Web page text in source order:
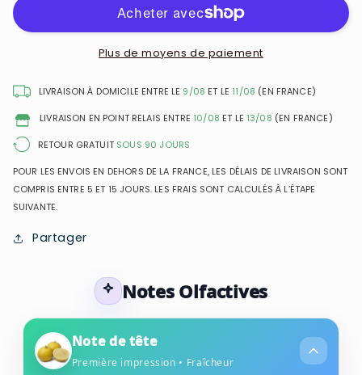
-
-
de
Parfum
femme
Gabbana
-
The
-
de
Parfum
femme
Plus de moyens de paiement
LIVRAISON À DOMICILE ENTRE LE 9/08 ET LE 11/08 (EN FRANCE)
LIVRAISON EN POINT RELAIS ENTRE 10/08 ET LE 13/08 (EN FRANCE)
RETOUR GRATUIT SOUS 90 JOURS
POUR LES ENVOIS EN DEHORS DE LA FRANCE, LES DÉLAIS DE LIVRAISON SONT
COMPRIS ENTRE 5 ET 15 JOURS. LES FRAIS SONT CALCULÉS À L’ÉTAPE
SUIVANTE.
Partager
Notes Olfactives
Note de tête
Première impression • Fraîcheur